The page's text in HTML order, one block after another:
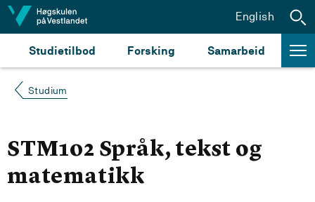
Hopp til innhald
Studietilbod Forsking Samarbeid
English
Studium
STM102 Språk, tekst og
matematikk